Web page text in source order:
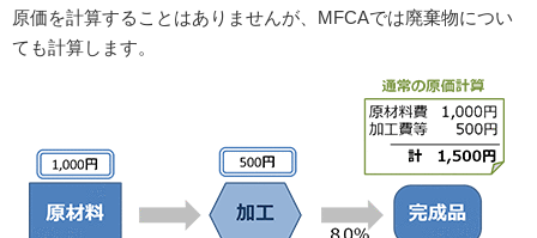
原価を計算することはありませんが、MFCAでは廃棄物につい
ても計算します。